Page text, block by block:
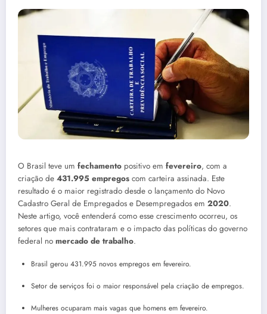
O Brasil teve um fechamento positivo em fevereiro, com a
criação de 431.995 empregos com carteira assinada. Este
resultado é o maior registrado desde o lançamento do Novo
Cadastro Geral de Empregados e Desempregados em 2020.
Neste artigo, você entenderá como esse crescimento ocorreu, os
setores que mais contrataram e o impacto das políticas do governo
federal no mercado de trabalho.
Brasil gerou 431.995 novos empregos em fevereiro.
Setor de serviços foi o maior responsável pela criação de empregos.
Mulheres ocuparam mais vagas que homens em fevereiro.